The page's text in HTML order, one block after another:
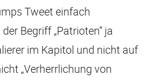
Tweet einfach
Begriff „Patrioten“ ja
im Kapitol und nicht auf
„Verherrlichung von